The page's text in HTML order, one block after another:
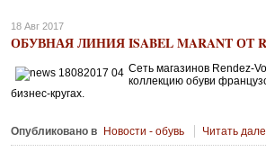
18 Авг 2017
ОБУВНАЯ ЛИНИЯ ISABEL MARANT ОТ
Сеть магазинов Rendez-
коллекцию обуви
бизнес-кругах.
Опубликовано в Новости - обувь Читать